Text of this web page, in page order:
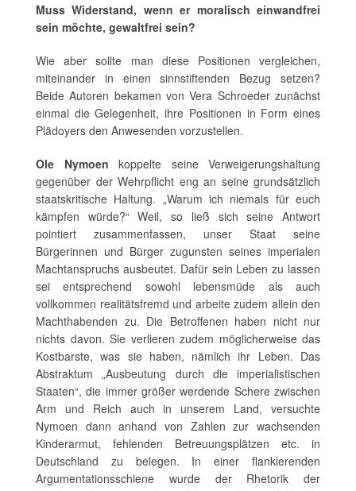
Muss Widerstand, wenn er moralisch einwandfrei
sein möchte, gewaltfrei sein?
Wie aber sollte man diese Positionen vergleichen,
miteinander in einen sinnstiftenden Bezug setzen?
Beide Autoren bekamen von Vera Schroeder zunächst
einmal die Gelegenheit, ihre Positionen in Form eines
Plädoyers den Anwesenden vorzustellen.
Ole Nymoen koppelte seine Verweigerungshaltung
gegenüber der Wehrpflicht eng an seine grundsätzlich
staatskritische Haltung. „Warum ich niemals für euch
kämpfen würde?“ Weil, so ließ sich seine Antwort
pointiert zusammenfassen, unser Staat seine
Bürgerinnen und Bürger zugunsten seines imperialen
Machtanspruchs ausbeutet. Dafür sein Leben zu lassen
sei entsprechend sowohl lebensmüde als auch
vollkommen realitätsfremd und arbeite zudem allein den
Machthabenden zu. Die Betroffenen haben nicht nur
nichts davon. Sie verlieren zudem möglicherweise das
Kostbarste, was sie haben, nämlich ihr Leben. Das
Abstraktum „Ausbeutung durch die imperialistischen
Staaten“, die immer größer werdende Schere zwischen
Arm und Reich auch in unserem Land, versuchte
Nymoen dann anhand von Zahlen zur wachsenden
Kinderarmut, fehlenden Betreuungsplätzen etc. in
Deutschland zu belegen. In einer flankierenden
Argumentationsschiene wurde der Rhetorik der